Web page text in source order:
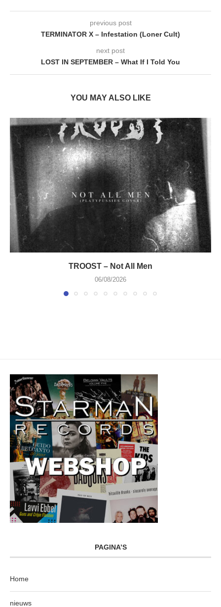
previous post
TERMINATOR X – Infestation (Loner Cult)
next post
LOST IN SEPTEMBER – What If I Told You
YOU MAY ALSO LIKE
TROOST – Not All Men
06/08/2026
PAGINA’S
Home
nieuws